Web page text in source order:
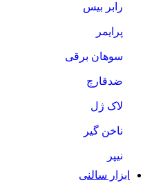
رابر بیس
پرایمر
سوهان برقی
ضدقارچ
لاک ژل
ناخن گیر
نیپر
ابزار سالنی